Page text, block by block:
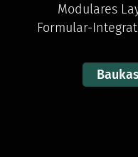
Modulares
Formular-